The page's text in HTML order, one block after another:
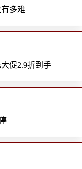
多难
促2.9折到手